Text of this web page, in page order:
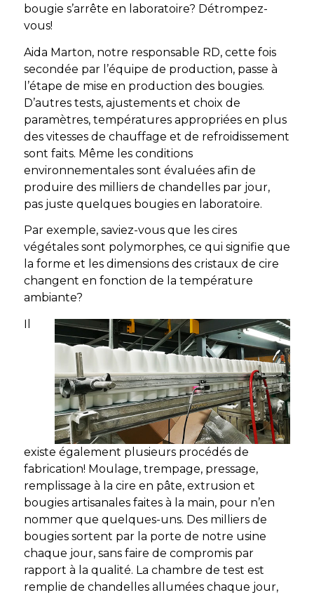
bougie s’arrête en laboratoire? Détrompez-
vous!
Aida Marton, notre responsable RD, cette fois
secondée par l’équipe de production, passe à
l’étape de mise en production des bougies.
D’autres tests, ajustements et choix de
paramètres, températures appropriées en plus
des vitesses de chauffage et de refroidissement
sont faits. Même les conditions
environnementales sont évaluées afin de
produire des milliers de chandelles par jour,
pas juste quelques bougies en laboratoire.
Par exemple, saviez-vous que les cires
végétales sont polymorphes, ce qui signifie que
la forme et les dimensions des cristaux de cire
changent en fonction de la température
ambiante?
Il
existe également plusieurs procédés de
fabrication! Moulage, trempage, pressage,
remplissage à la cire en pâte, extrusion et
bougies artisanales faites à la main, pour n’en
nommer que quelques-uns. Des milliers de
bougies sortent par la porte de notre usine
chaque jour, sans faire de compromis par
rapport à la qualité. La chambre de test est
remplie de chandelles allumées chaque jour,